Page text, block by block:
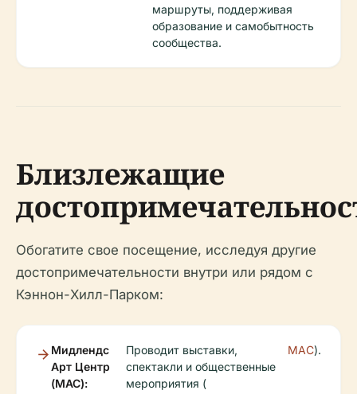
маршруты, поддерживая
образование и самобытность
сообщества.
Близлежащие
Обогатите свое посещение, исследуя другие
достопримечательности внутри или рядом с
Кэннон-Хилл-Парком:
Мидлендс
Арт Центр
(MAC):
Проводит выставки,
спектакли и общественные
мероприятия (
MAC).